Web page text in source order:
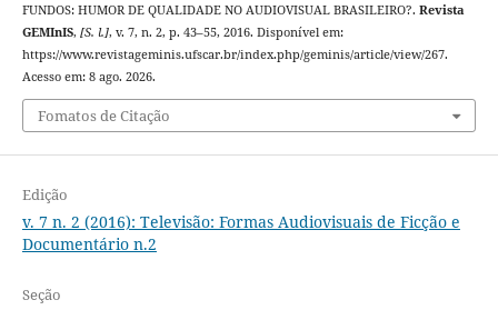
FUNDOS: HUMOR DE QUALIDADE NO AUDIOVISUAL BRASILEIRO?. Revista
GEMInIS, [S. l.], v. 7, n. 2, p. 43–55, 2016. Disponível em:
https://www.revistageminis.ufscar.br/index.php/geminis/article/view/267.
Acesso em: 8 ago. 2026.
Fomatos de Citação
Edição
v. 7 n. 2 (2016): Televisão: Formas Audiovisuais de Ficção e
Documentário n.2
Seção